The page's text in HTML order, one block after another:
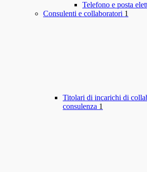
Telefono e posta
Consulenti e collaboratori 1
Titolari di incarichi di
consulenza 1